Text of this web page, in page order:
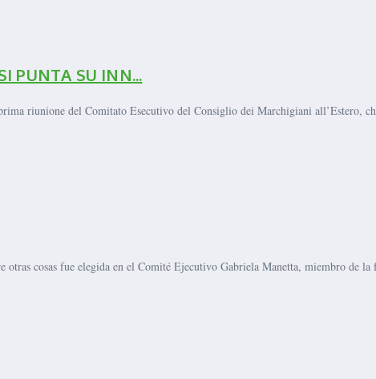
PUNTA SU INN...
riunione del Comitato Esecutivo del Consiglio dei Marchigiani all’Estero,
cosas fue elegida en el Comité Ejecutivo Gabriela Manetta, miembro de